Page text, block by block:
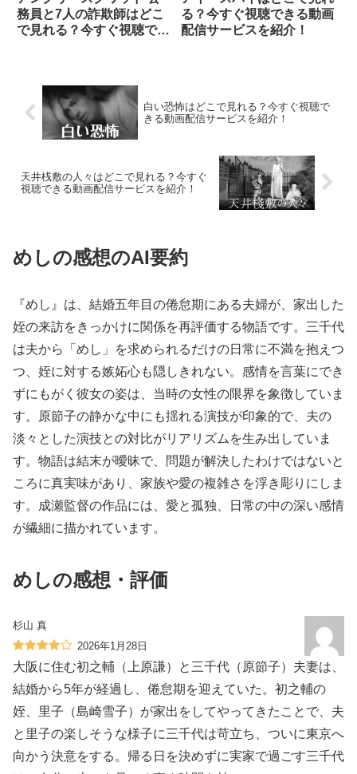
務員と7人の詐欺師はどこ
で見れる？今すぐ視聴でき
る？今すぐ視聴できる動画
配信サービスを紹介！
白い恐怖はどこで見れる？今すぐ視聴で
きる動画配信サービスを紹介！
天井桟敷の人々はどこで見れる？今すぐ
視聴できる動画配信サービスを紹介！
めしの感想のAI要約
『めし』は、結婚五年目の倦怠期にある夫婦が、家出した
姪の来訪をきっかけに関係を再評価する物語です。三千代
は夫から「めし」を求められるだけの日常に不満を抱えつ
つ、姪に対する嫉妬心も隠しきれない。感情を言葉にでき
ずにもがく彼女の姿は、当時の女性の限界を象徴していま
す。原節子の静かな中にも揺れる演技が印象的で、夫の
淡々とした演技との対比がリアリズムを生み出していま
す。物語は結末が曖昧で、問題が解決したわけではないと
ころに真実味があり、家族や愛の複雑さを浮き彫りにしま
す。成瀬監督の作品には、愛と孤独、日常の中の深い感情
が繊細に描かれています。
めしの感想・評価
杉山 真
2026年1月28日
大阪に住む初之輔（上原謙）と三千代（原節子）夫妻は、
結婚から5年が経過し、倦怠期を迎えていた。初之輔の
姪、里子（島崎雪子）が家出をしてやってきたことで、夫
と里子の楽しそうな様子に三千代は苛立ち、ついに東京へ
向かう決意をする。帰る日を決めずに実家で過ごす三千代